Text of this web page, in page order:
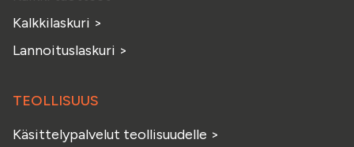
Kalkkilaskuri >
Lannoituslaskuri >
TEOLLISUUS
Käsittelypalvelut teollisuudelle >